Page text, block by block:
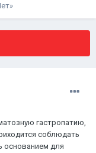
гастропатию,
соблюдать
основанием для